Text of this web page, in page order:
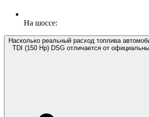
На шоссе:
Насколько реальный расход топлива
TDI (150 Hp) DSG отличается от